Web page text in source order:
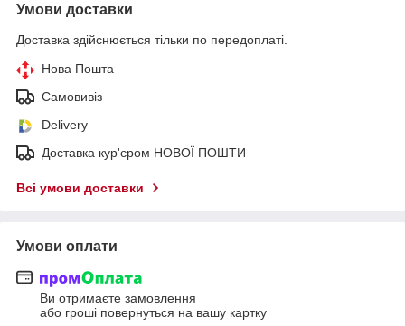
Умови доставки
Доставка здійснюється тільки по передоплаті.
Нова Пошта
Самовивіз
Delivery
Доставка кур'єром НОВОЇ ПОШТИ
Всі умови доставки
Умови оплати
Ви отримаєте замовлення
або гроші повернуться на вашу картку